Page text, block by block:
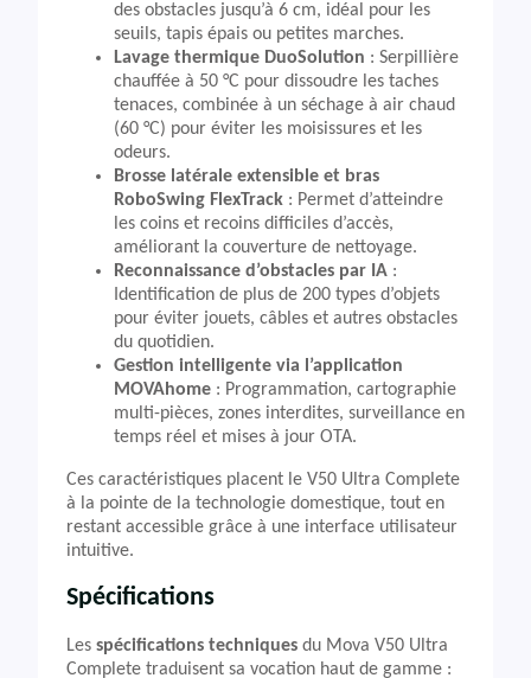
des obstacles jusqu’à 6 cm, idéal pour les
seuils, tapis épais ou petites marches.
Lavage thermique DuoSolution : Serpillière
chauffée à 50 °C pour dissoudre les taches
tenaces, combinée à un séchage à air chaud
(60 °C) pour éviter les moisissures et les
odeurs.
Brosse latérale extensible et bras
RoboSwing FlexTrack : Permet d’atteindre
les coins et recoins difficiles d’accès,
améliorant la couverture de nettoyage.
Reconnaissance d’obstacles par IA :
Identification de plus de 200 types d’objets
pour éviter jouets, câbles et autres obstacles
du quotidien.
Gestion intelligente via l’application
MOVAhome : Programmation, cartographie
multi-pièces, zones interdites, surveillance en
temps réel et mises à jour OTA.
Ces caractéristiques placent le V50 Ultra Complete
à la pointe de la technologie domestique, tout en
restant accessible grâce à une interface utilisateur
intuitive.
Spécifications
Les spécifications techniques du Mova V50 Ultra
Complete traduisent sa vocation haut de gamme :